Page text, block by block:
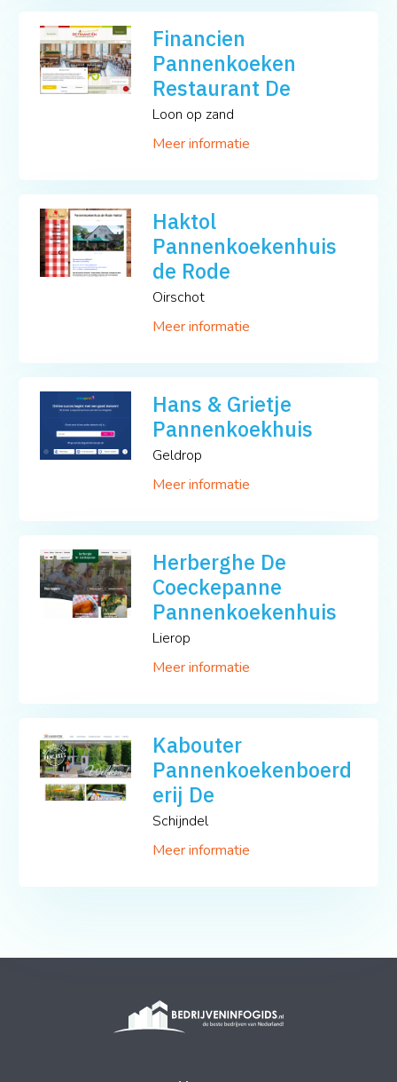
Financien
Pannenkoeken
Restaurant De
Loon op zand
Meer informatie
Haktol
Pannenkoekenhuis
de Rode
Oirschot
Meer informatie
Hans & Grietje
Pannenkoekhuis
Geldrop
Meer informatie
Herberghe De
Coeckepanne
Pannenkoekenhuis
Lierop
Meer informatie
Kabouter
Pannenkoekenboerd
erij De
Schijndel
Meer informatie